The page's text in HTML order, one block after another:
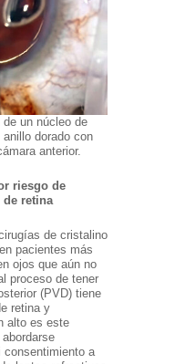
de un núcleo de
dorado con
anterior.
riesgo de
retina
de cristalino
pacientes más
ojos que aún no
proceso de tener
(PVD) tiene
retina y
alto es este
consentimiento a